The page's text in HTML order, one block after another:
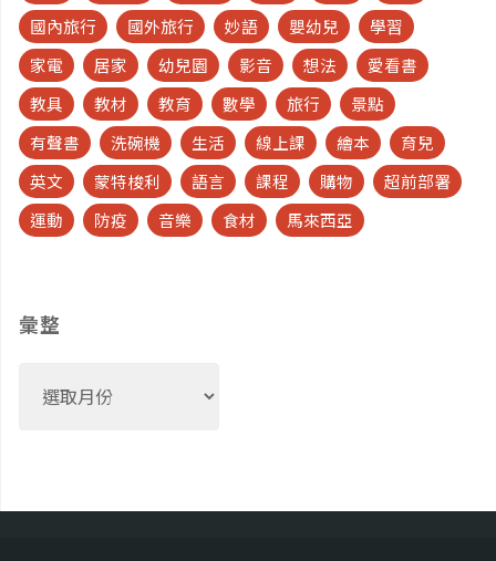
國內旅行
國外旅行 妙語 嬰幼兒
學習
家電
居家 幼兒園 影音 想法
愛看書
教具
教材 教育 數學 旅行
景點
有聲書
洗碗機 生活 線上課 繪本
育兒
英文
蒙特梭利 語言 課程 購物
超前部署
運動
防疫 音樂 食材 馬來西亞
彙整